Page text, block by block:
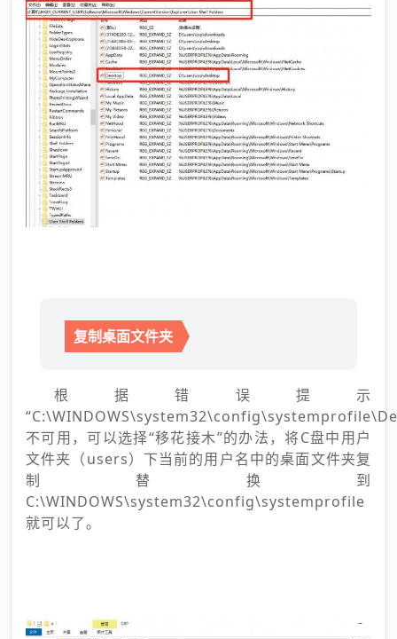
复制桌面文件夹
根据错误提示
不可用，可以选择“移花接木”的办法，将C盘中用户
文件夹（users）下当前的用户名中的桌面文件夹复
制替换到
C:\WINDOWS\system32\config\systemprofile
就可以了。